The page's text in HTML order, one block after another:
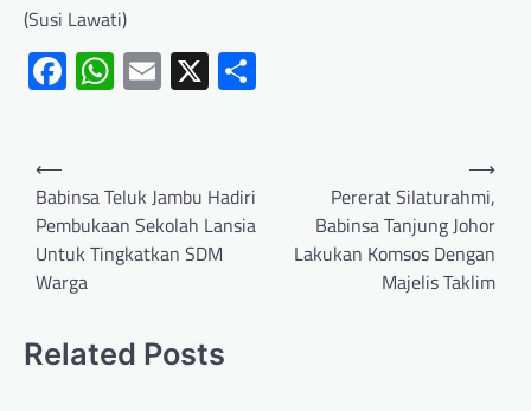
(Susi Lawati)
Facebook
WhatsApp
Email
X
⟵
Babinsa Teluk Jambu Hadiri
Pembukaan Sekolah Lansia
Untuk Tingkatkan SDM
Warga
Pererat Silaturahmi,
Babinsa Tanjung Johor
Lakukan Komsos Dengan
Majelis Taklim
⟶
Related Posts